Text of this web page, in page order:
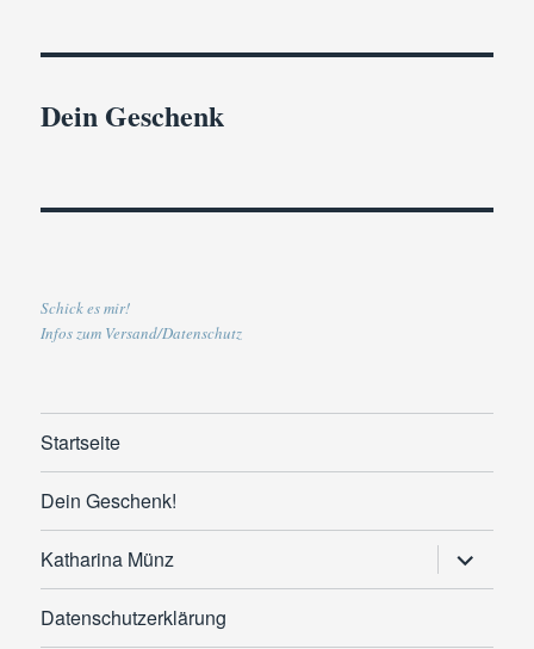
Dein Geschenk
Schick es mir!
Infos zum Versand/Datenschutz
Startseite
Dein Geschenk!
Katharina Münz
anzeigen
Datenschutzerklärung